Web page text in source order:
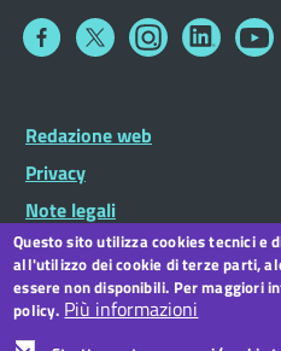
Collegamento
Collegamento
a
Collegamento
a a a
Widget
Footer
menu
Redazione web
Privacy
Note legali
Dichiarazione di accessibilità
CC BY 3.0 IT
Questo sito utilizza cookies tecnici e
all'utilizzo dei cookie di terze parti,
essere non disponibili. Per maggiori
policy. Più informazioni